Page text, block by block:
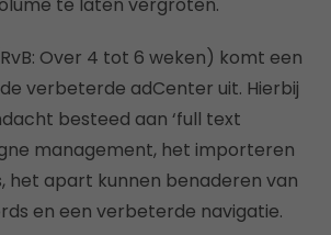
Over 4 tot 6 weken) komt een
verbeterde adCenter uit. Hierbij
besteed aan ‘full text
management, het importeren
het apart kunnen benaderen van
en een verbeterde navigatie.